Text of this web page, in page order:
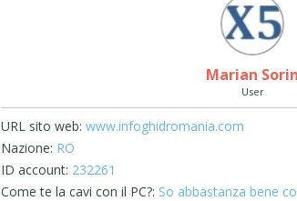
Marian Sorin
User
URL sito web: www.infoghidromania.com
Nazione: RO
ID account: 232261
Come te la cavi con il PC?: So abbastanza bene